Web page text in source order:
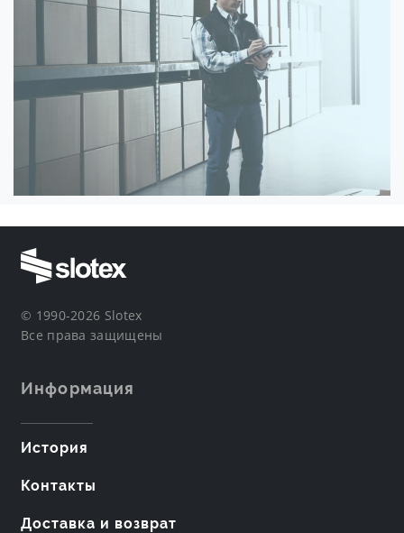
© 1990-2026 Slotex
Все права защищены
Информация
История
Контакты
Доставка и возврат